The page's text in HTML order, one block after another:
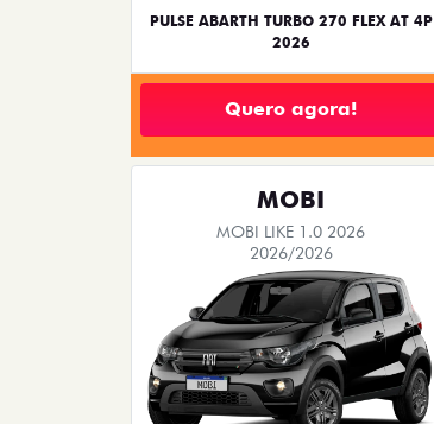
PULSE ABARTH TURBO 270 FLEX AT 4P
2026
Quero agora!
MOBI
MOBI LIKE 1.0 2026
2026/2026